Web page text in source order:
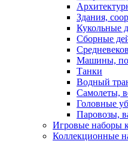
Здания,
Кукольные
Сборные
Машины,
Танки
Водный
Самолеты,
Головные
Паровозы,
Игровые наборы
Коллекционные